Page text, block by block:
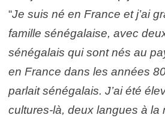
“Je suis né en France et j’ai
famille sénégalaise, avec
sénégalais qui sont nés au
en France dans les années
parlait sénégalais. J’ai été
cultures-là, deux langues à la